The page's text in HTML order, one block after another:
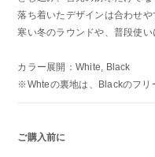
落ち着いたデザインは合わせや
寒い冬のラウンドや、普段使い
カラー展開：White, Black
※Whteの裏地は、Blackのフリ
ご購入前に